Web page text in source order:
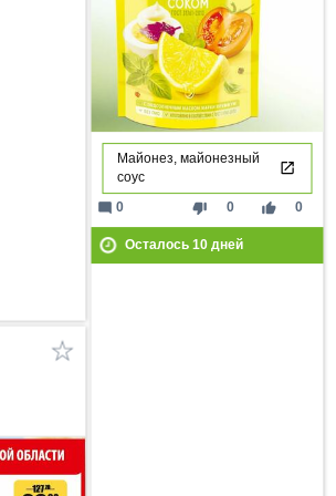
Майонез, майонезный
соус
thumb_down 0 thumb_up 0
mode_comment 0
Осталось 10дней